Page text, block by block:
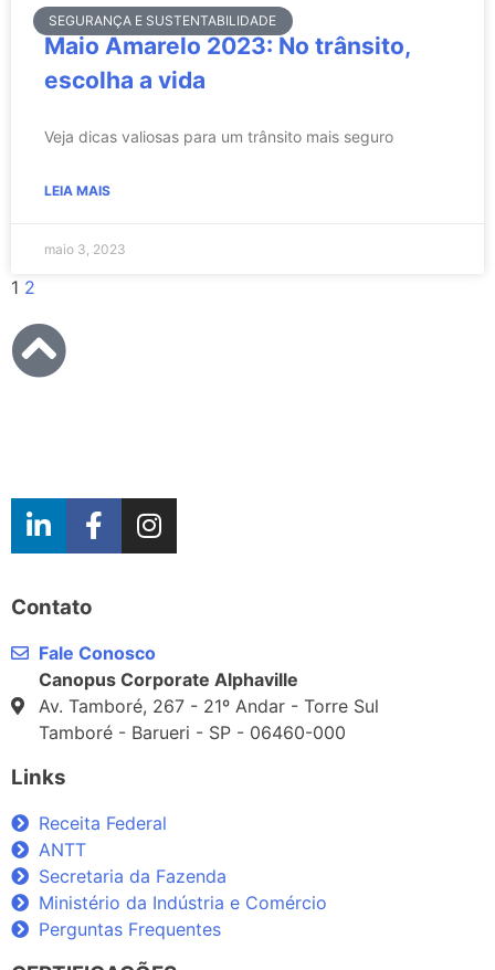
SEGURANÇA E SUSTENTABILIDADE
Maio Amarelo 2023: No trânsito,
escolha a vida
Veja dicas valiosas para um trânsito mais seguro
LEIA MAIS
maio 3, 2023
1 2
Contato
Fale Conosco
Canopus Corporate Alphaville
Av. Tamboré, 267 - 21º Andar - Torre Sul
Tamboré - Barueri - SP - 06460-000
Links
Receita Federal
ANTT
Secretaria da Fazenda
Ministério da Indústria e Comércio
Perguntas Frequentes